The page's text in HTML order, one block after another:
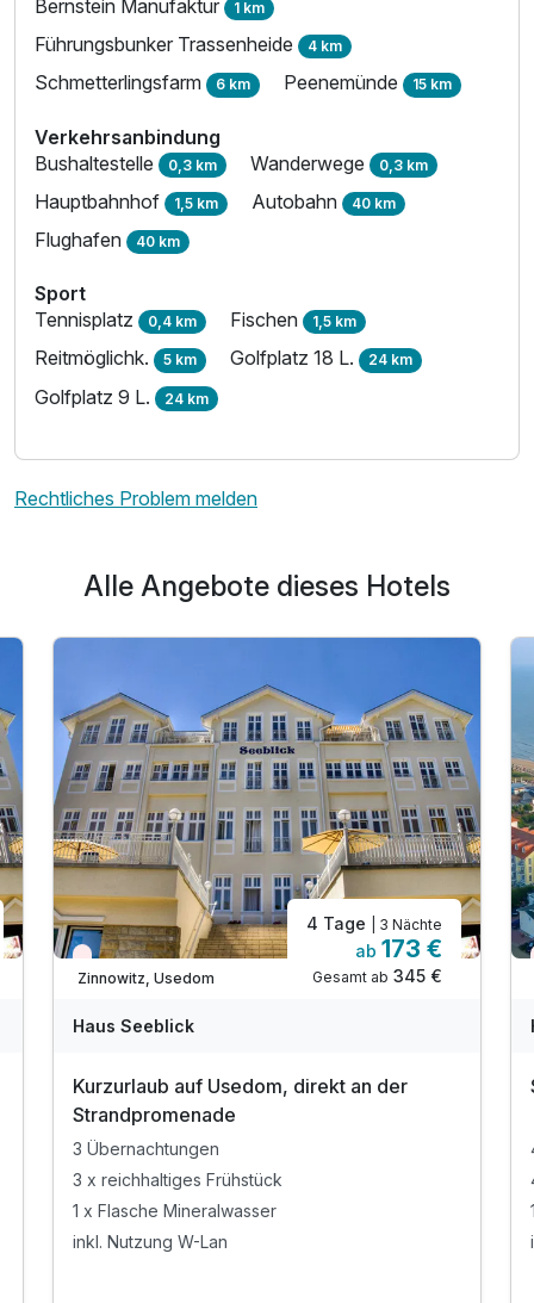
Ausstattung
Für 3 Tage
Bernstein Manufaktur 1 km
Führungsbunker Trassenheide 4 km
Schmetterlingsfarm 6 km Peenemünde 15 km
Verkehrsanbindung
Bushaltestelle 0,3 km Wanderwege 0,3 km
Hauptbahnhof 1,5 km Autobahn 40 km
Flughafen 40 km
Sport
Tennisplatz 0,4 km Fischen 1,5 km
Reitmöglichk. 5 km Golfplatz 18 L. 24 km
Golfplatz 9 L. 24 km
Rechtliches Problem melden
Alle Angebote dieses Hotels
Wieder frei ab September
Zinnowitz, Usedom
4 Tage | 3 Nächte
ab 173 €
Gesamt ab 345 €
Haus Seeblick
Kurzurlaub auf Usedom, direkt an der
Strandpromenade
3 Übernachtungen
3 x reichhaltiges Frühstück
1 x Flasche Mineralwasser
inkl. Nutzung W-Lan